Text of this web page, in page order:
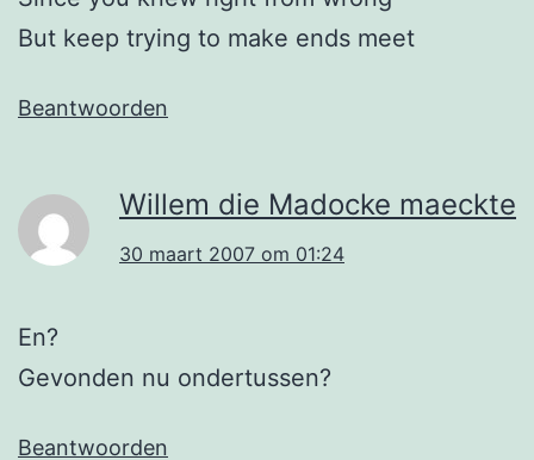
But keep trying to make ends meet
Beantwoorden
Willem die Madocke maeckte
30 maart 2007 om 01:24
En?
Gevonden nu ondertussen?
Beantwoorden